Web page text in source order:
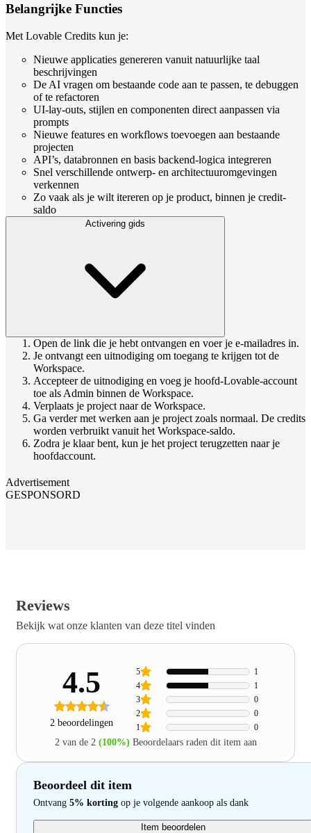
Belangrijke Functies
Met Lovable Credits kun je:
Nieuwe applicaties genereren vanuit natuurlijke taal
beschrijvingen
De AI vragen om bestaande code aan te passen, te debuggen
of te refactoren
UI-lay-outs, stijlen en componenten direct aanpassen via
prompts
Nieuwe features en workflows toevoegen aan bestaande
projecten
API’s, databronnen en basis backend-logica integreren
Snel verschillende ontwerp- en architectuuromgevingen
verkennen
Zo vaak als je wilt itereren op je product, binnen je credit-
saldo
Activering gids
Open de link die je hebt ontvangen en voer je e-mailadres in.
Je ontvangt een uitnodiging om toegang te krijgen tot de
Workspace.
Accepteer de uitnodiging en voeg je hoofd-Lovable-account
toe als Admin binnen de Workspace.
Verplaats je project naar de Workspace.
Ga verder met werken aan je project zoals normaal. De credits
worden verbruikt vanuit het Workspace-saldo.
Zodra je klaar bent, kun je het project terugzetten naar je
hoofdaccount.
Advertisement
GESPONSORD
Reviews
Bekijk wat onze klanten van deze titel vinden
4.5
2 beoordelingen 1 0
2 0
3 0
4 1
5 1
2 van de 2 (100%) Beoordelaars raden dit item aan
Beoordeel dit item
Ontvang 5% korting op je volgende aankoop als dank
Item beoordelen